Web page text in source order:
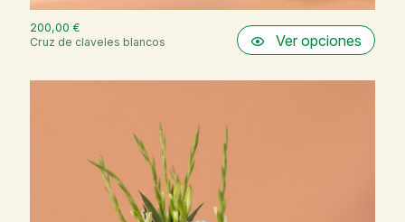
200,00 €
Cruz de claveles blancos
Ver opciones